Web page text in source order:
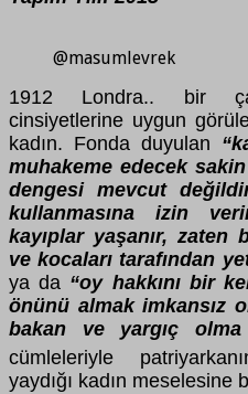
@masumlevrek
1912 Londra.. bir
cinsiyetlerine uygun
kadın. Fonda duyulan
muhakeme edecek
dengesi mevcut
kullanmasına izin
kayıplar yaşanır, zaten
ve kocaları tarafından
ya da “oy hakkını bir
önünü almak imkansız
bakan ve yargıç olma
cümleleriyle
yaydığı kadın meselesine